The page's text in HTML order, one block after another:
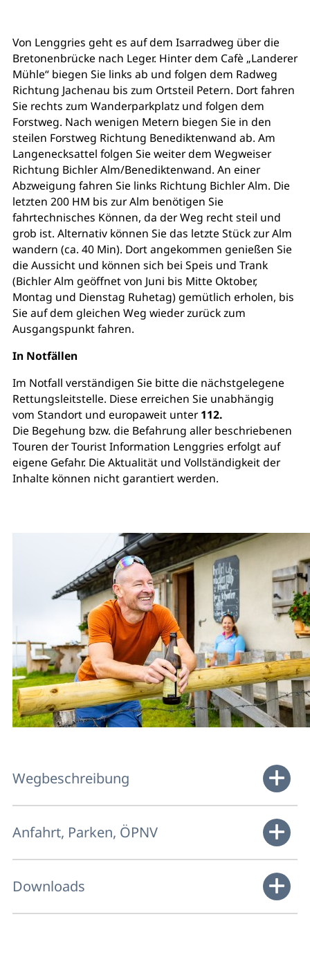
Von Lenggries geht es auf dem Isarradweg über die
Bretonenbrücke nach Leger. Hinter dem Cafè „Landerer
Mühle“ biegen Sie links ab und folgen dem Radweg
Richtung Jachenau bis zum Ortsteil Petern. Dort fahren
Sie rechts zum Wanderparkplatz und folgen dem
Forstweg. Nach wenigen Metern biegen Sie in den
steilen Forstweg Richtung Benediktenwand ab. Am
Langenecksattel folgen Sie weiter dem Wegweiser
Richtung Bichler Alm/Benediktenwand. An einer
Abzweigung fahren Sie links Richtung Bichler Alm. Die
letzten 200 HM bis zur Alm benötigen Sie
fahrtechnisches Können, da der Weg recht steil und
grob ist. Alternativ können Sie das letzte Stück zur Alm
wandern (ca. 40 Min). Dort angekommen genießen Sie
die Aussicht und können sich bei Speis und Trank
(Bichler Alm geöffnet von Juni bis Mitte Oktober,
Montag und Dienstag Ruhetag) gemütlich erholen, bis
Sie auf dem gleichen Weg wieder zurück zum
Ausgangspunkt fahren.
In Notfällen
Im Notfall verständigen Sie bitte die nächstgelegene
Rettungsleitstelle. Diese erreichen Sie unabhängig
vom Standort und europaweit unter112.
Die Begehung bzw. die Befahrung aller beschriebenen
Touren der Tourist Information Lenggries erfolgt auf
eigene Gefahr. Die Aktualität und Vollständigkeit der
Inhalte können nicht garantiert werden.
Wegbeschreibung
Anfahrt, Parken, ÖPNV
Downloads